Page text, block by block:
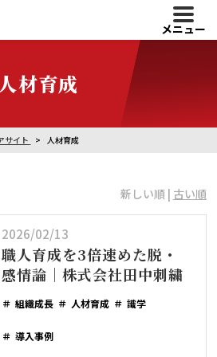
メニュー
人材育成
サイト 人材育成
新しい順 | 古い順
2026/02/13
職人育成を3倍速めた脱・
感情論｜株式会社田中刺繍
組織成長 人材育成 識学
導入事例